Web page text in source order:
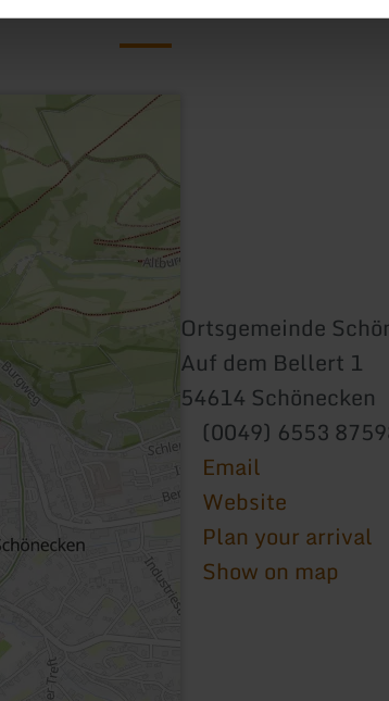
Ortsgemeinde
Auf dem Bellert 1
54614 Schönecken
(0049) 6553
Email
Website
Plan your arrival
Show on map